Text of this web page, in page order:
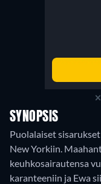
SYNOPSIS
Puolalaiset
New Yorkiin.
keuhkosairautensa
karanteeniin ja Ewa